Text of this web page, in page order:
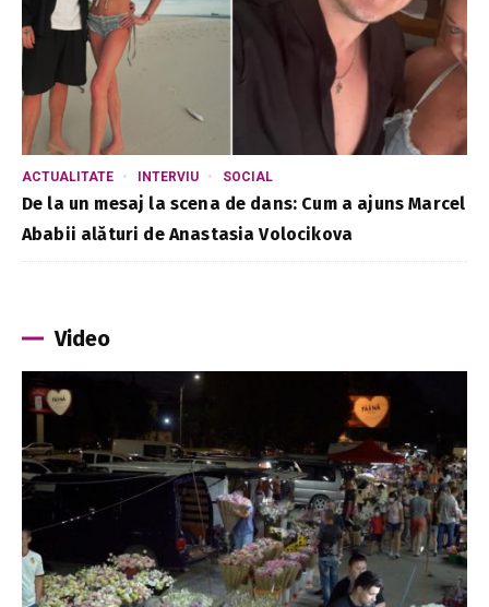
ACTUALITATE INTERVIU SOCIAL
De la un mesaj la scena de dans: Cum a ajuns Marcel
Ababii alături de Anastasia Volocikova
Video